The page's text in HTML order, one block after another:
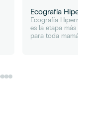
Ecografía
Ecografía
es la etapa más
para toda mamá y